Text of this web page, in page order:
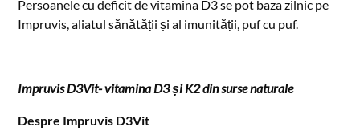
Persoanele cu deficit de vitamina D3 se pot baza zilnic pe
Impruvis, aliatul sănătății și al imunității, puf cu puf.
Impruvis D3Vit- vitamina D3 și K2 din surse naturale
Despre Impruvis D3Vit